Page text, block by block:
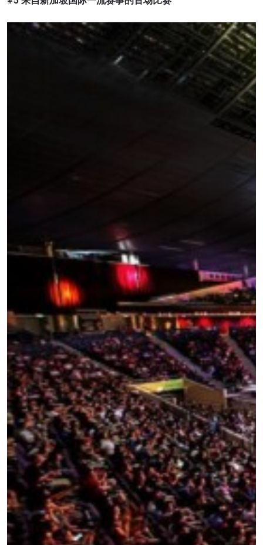
查看集锦
订阅
提交此表格签署弹出免责声明，即表示您同意我们
的隐私政策，我们将收集、使用和披露您的信息。
您可以随时取消订阅这些信息。